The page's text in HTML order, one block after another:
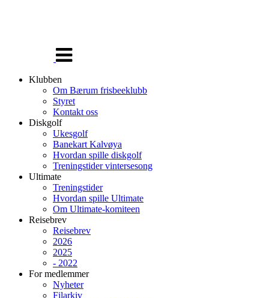
navigasjon
Klubben
Om Bærum frisbeeklubb
Styret
Kontakt oss
Diskgolf
Ukesgolf
Banekart Kalvøya
Hvordan spille diskgolf
Treningstider vintersesong
Ultimate
Treningstider
Hvordan spille Ultimate
Om Ultimate-komiteen
Reisebrev
Reisebrev
2026
2025
- 2022
For medlemmer
Nyheter
Filarkiv